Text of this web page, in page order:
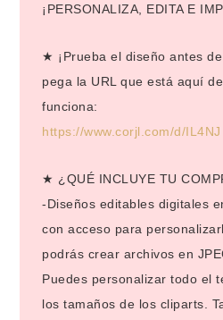
¡PERSONALIZA, EDITA E
★ ¡Prueba el diseño antes
pega la URL que está aquí
funciona:
https://www.corjl.com/d/IL4NJ
★ ¿QUÉ INCLUYE TU
-Diseños editables digitales
con acceso para
podrás crear archivos en
Puedes personalizar todo el
los tamaños de los cliparts.